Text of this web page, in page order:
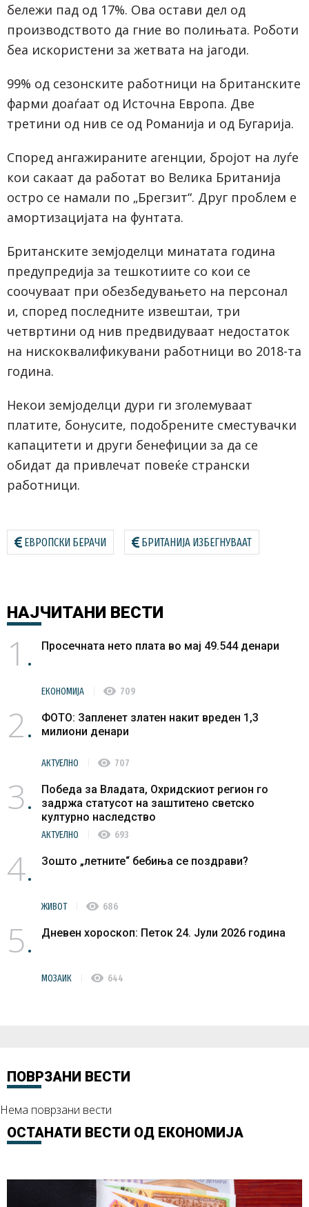
бележи пад од 17%. Ова остави дел од
производството да гние во полињата. Роботи
беа искористени за жетвата на јагоди.
99% од сезонските работници на британските
фарми доаѓаат од Источна Европа. Две
третини од нив се од Романија и од Бугарија.
Според ангажираните агенции, бројот на луѓе
кои сакаат да работат во Велика Британија
остро се намали по „Брегзит“. Друг проблем е
амортизацијата на фунтата.
Британските земјоделци минатата година
предупредија за тешкотиите со кои се
соочуваат при обезбедувањето на персонал
и, според последните извештаи, три
четвртини од нив предвидуваат недостаток
на нискоквалификувани работници во 2018-та
година.
Некои земјоделци дури ги зголемуваат
платите, бонусите, подобрените сместувачки
капацитети и други бенефиции за да се
обидат да привлечат повеќе странски
работници.
ЕВРОПСКИ БЕРАЧИ БРИТАНИЈА ИЗБЕГНУВААТ
НАЈЧИТАНИ ВЕСТИ
1 Просечната нето плата во мај 49.544 денари
ЕКОНОМИЈА visibility 709
2
ФОТО: Запленет златен накит вреден 1,3
милиони денари
АКТУЕЛНО visibility 707
3
Победа за Владата, Охридскиот регион го
задржа статусот на заштитено светско
културно наследство
АКТУЕЛНО visibility 693
4 Зошто „летните“ бебиња се поздрави?
ЖИВОТ visibility 686
5 Дневен хороскоп: Петок 24. Јули 2026 година
МОЗАИК visibility 644
ПОВРЗАНИ ВЕСТИ
Нема поврзани вести
ОСТАНАТИ ВЕСТИ ОД ЕКОНОМИЈА